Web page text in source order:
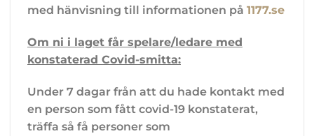
med hänvisning till informationen på 1177.se
Om ni i laget får spelare/ledare med
konstaterad Covid-smitta:
Under 7 dagar från att du hade kontakt med
en person som fått covid-19 konstaterat,
träffa så få personer som